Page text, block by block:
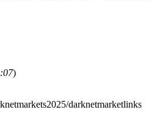
)
darknetmarketlinks